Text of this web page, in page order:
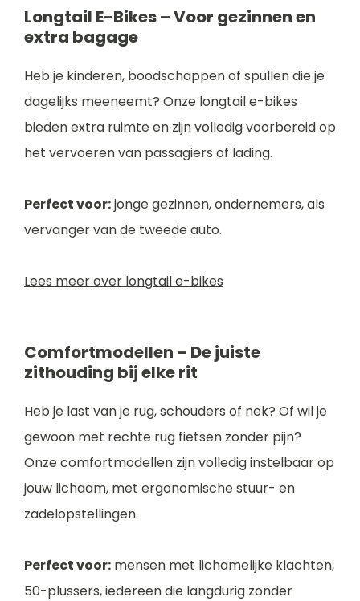
Longtail E-Bikes – Voor gezinnen en
extra bagage
Heb je kinderen, boodschappen of spullen die je
dagelijks meeneemt? Onze longtail e-bikes
bieden extra ruimte en zijn volledig voorbereid op
het vervoeren van passagiers of lading.
Perfect voor:jonge gezinnen, ondernemers, als
vervanger van de tweede auto.
Lees meer over longtail e-bikes
Comfortmodellen – De juiste
zithouding bij elke rit
Heb je last van je rug, schouders of nek? Of wil je
gewoon met rechte rug fietsen zonder pijn?
Onze comfortmodellen zijn volledig instelbaar op
jouw lichaam, met ergonomische stuur- en
zadelopstellingen.
Perfect voor: mensen met lichamelijke klachten,
50-plussers, iedereen die langdurig zonder